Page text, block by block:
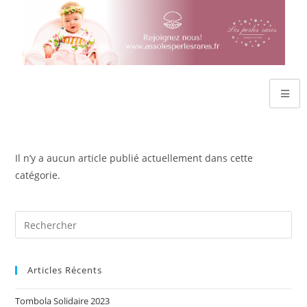
Il n’y a aucun article publié actuellement dans cette
catégorie.
Articles Récents
Tombola Solidaire 2023